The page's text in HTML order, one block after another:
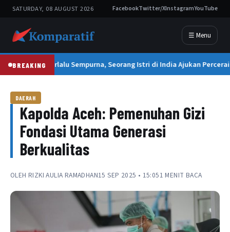
SATURDAY, 08 AUGUST 2026 FacebookTwitter/XInstagramYouTube
☰ Menu
BREAKING
Suami Terlalu Sempurna, Seorang Istri di India Ajukan
DAERAH
Kapolda Aceh: Pemenuhan Gizi
Fondasi Utama Generasi
Berkualitas
OLEH RIZKI AULIA RAMADHAN15 SEP 2025 • 15:051 MENIT BACA